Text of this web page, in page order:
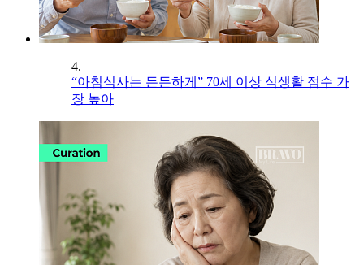
4.
“아침식사는 든든하게” 70세 이상 식생활 점수 가
장 높아